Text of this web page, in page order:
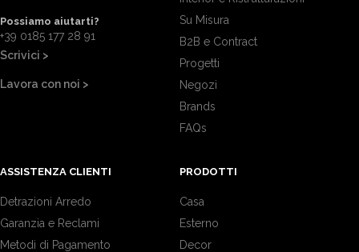
Possiamo aiutarti?
+39 0185 177 28 91
Scrivici >
Lavora con noi >
Su Misura
B2B e Contract
Progetti
Negozi
Brands
FAQs
ASSISTENZA CLIENTI
Detrazioni Arredo
Garanzia e Reclami
Metodi di Pagamento
PRODOTTI
Casa
Esterno
Decor